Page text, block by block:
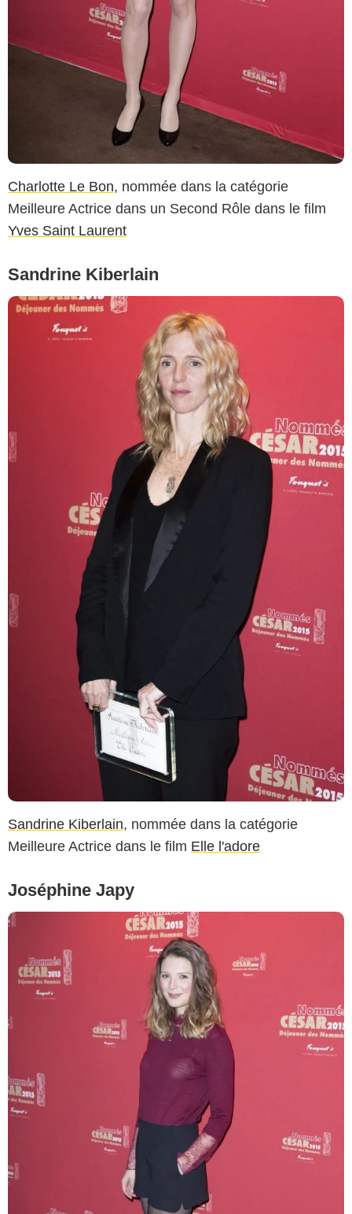
Charlotte Le Bon, nommée dans la catégorie
Meilleure Actrice dans un Second Rôle dans le film
Yves Saint Laurent
Sandrine Kiberlain
Sandrine Kiberlain, nommée dans la catégorie
Meilleure Actrice dans le film Elle l'adore
Joséphine Japy